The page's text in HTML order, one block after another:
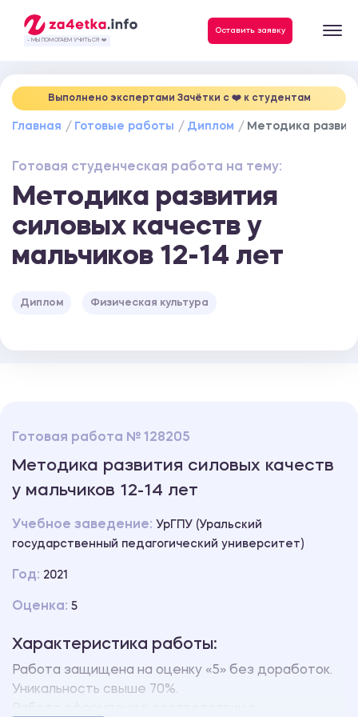
- МЫ ПОМОГАЕМ УЧИТЬСЯ ❤️
Оставить заявку
Выполнено экспертами Зачётки c ❤️ к студентам
Главная Готовые работы Диплом Методика
Готовая студенческая работа на тему:
Методика развития
силовых качеств у
мальчиков 12-14 лет
Диплом Физическая культура
Готовая работа № 128205
Методика развития силовых качеств
у мальчиков 12-14 лет
Учебное заведение: УрГПУ (Уральский
государственный педагогический университет)
Год: 2021
Оценка: 5
Характеристика работы:
Работа защищена на оценку «5» без доработок.
Уникальность свыше 70%.